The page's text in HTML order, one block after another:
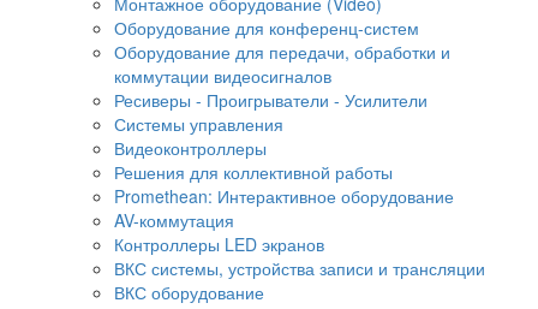
Оборудование для конференц-систем
Оборудование для передачи, обработки и
коммутации видеосигналов
Ресиверы - Проигрыватели - Усилители
Системы управления
Видеоконтроллеры
Решения для коллективной работы
Promethean: Интерактивное оборудование
AV-коммутация
Контроллеры LED экранов
ВКС системы, устройства записи и трансляции
ВКС оборудование